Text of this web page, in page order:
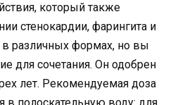
который также
стенокардии, фарингита и
в различных формах, но вы
для сочетания. Он одобрен
лет. Рекомендуемая доза